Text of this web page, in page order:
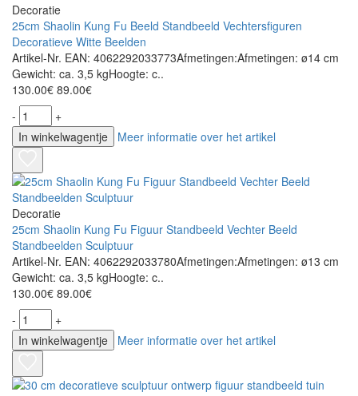
Decoratie
25cm Shaolin Kung Fu Beeld Standbeeld Vechtersfiguren
Decoratieve Witte Beelden
Artikel-Nr. EAN: 4062292033773Afmetingen:Afmetingen: ø14 cm
Gewicht: ca. 3,5 kgHoogte: c..
130.00€ 89.00€
-
+
In winkelwagentje
Meer informatie over het artikel
Decoratie
25cm Shaolin Kung Fu Figuur Standbeeld Vechter Beeld
Standbeelden Sculptuur
Artikel-Nr. EAN: 4062292033780Afmetingen:Afmetingen: ø13 cm
Gewicht: ca. 3,5 kgHoogte: c..
130.00€ 89.00€
-
+
In winkelwagentje
Meer informatie over het artikel